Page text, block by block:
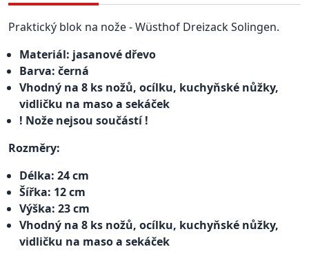
Praktický blok na nože - Wüsthof Dreizack Solingen.
Materiál: jasanové dřevo
Barva: černá
Vhodný na 8 ks nožů, ocílku, kuchyňské nůžky,
vidličku na maso a sekáček
! Nože nejsou součástí !
Rozměry:
Délka: 24 cm
Šířka: 12 cm
Výška: 23 cm
Vhodný na 8 ks nožů, ocílku, kuchyňské nůžky,
vidličku na maso a sekáček